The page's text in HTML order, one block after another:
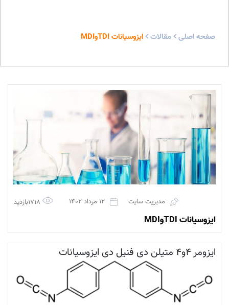
صفحه اصلی مقالات ایزوسیانات TDIوMDI
مدیریت سایت 12 مرداد 1402
ایزوسیانات TDIوMDI
ایزومر ۴و۴ متیلن دی فنیل دی ایزوسیانات